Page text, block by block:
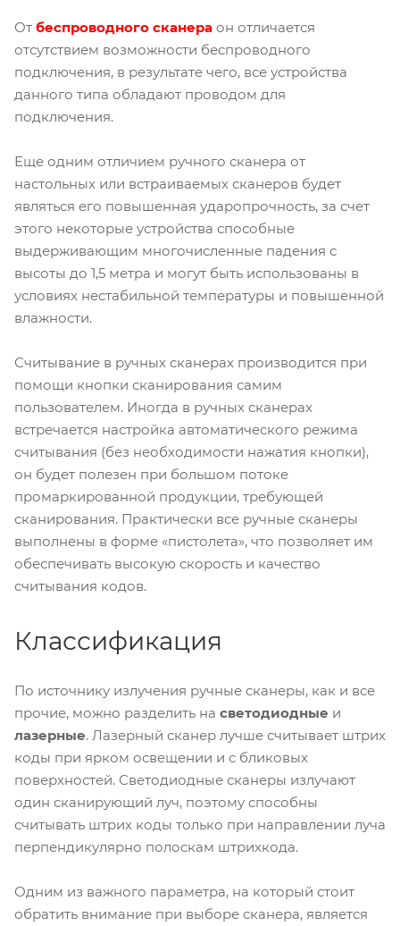
От беспроводного сканера он отличается
отсутствием возможности беспроводного
подключения, в результате чего, все устройства
данного типа обладают проводом для
подключения.
Еще одним отличием ручного сканера от
настольных или встраиваемых сканеров будет
являться его повышенная ударопрочность, за счет
этого некоторые устройства способные
выдерживающим многочисленные падения с
высоты до 1,5 метра и могут быть использованы в
условиях нестабильной температуры и повышенной
влажности.
Считывание в ручных сканерах производится при
помощи кнопки сканирования самим
пользователем. Иногда в ручных сканерах
встречается настройка автоматического режима
считывания (без необходимости нажатия кнопки),
он будет полезен при большом потоке
промаркированной продукции, требующей
сканирования. Практически все ручные сканеры
выполнены в форме «пистолета», что позволяет им
обеспечивать высокую скорость и качество
считывания кодов.
Классификация
По источнику излучения ручные сканеры, как и все
прочие, можно разделить на светодиодные и
лазерные. Лазерный сканер лучше считывает штрих
коды при ярком освещении и с бликовых
поверхностей. Светодиодные сканеры излучают
один сканирующий луч, поэтому способны
считывать штрих коды только при направлении луча
перпендикулярно полоскам штрихкода.
Одним из важного параметра, на который стоит
обратить внимание при выборе сканера, является